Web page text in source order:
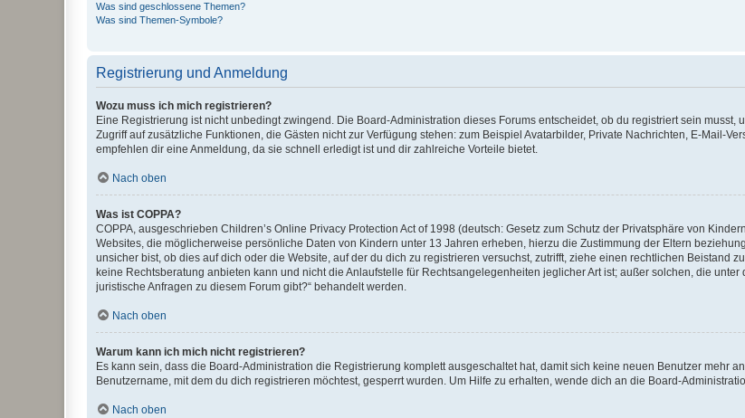
Was sind geschlossene Themen?
Was sind Themen-Symbole?
Registrierung und Anmeldung
Wozu muss ich mich registrieren?
Eine Registrierung ist nicht unbedingt zwingend. Die Board-Administration dieses Forums entscheidet, ob du registriert sein
Zugriff auf zusätzliche Funktionen, die Gästen nicht zur Verfügung stehen: zum Beispiel Avatarbilder, Private Nachrichten, E-Mail-
empfehlen dir eine Anmeldung, da sie schnell erledigt ist und dir zahlreiche Vorteile bietet.
Nach oben
Was ist COPPA?
COPPA, ausgeschrieben Children’s Online Privacy Protection Act of 1998 (deutsch: Gesetz zum Schutz der Privatsphäre von
Websites, die möglicherweise persönliche Daten von Kindern unter 13 Jahren erheben, hierzu die Zustimmung der Eltern
unsicher bist, ob dies auf dich oder die Website, auf der du dich zu registrieren versuchst, zutrifft, ziehe einen rechtlichen Beistand
keine Rechtsberatung anbieten kann und nicht die Anlaufstelle für Rechtsangelegenheiten jeglicher Art ist; außer solchen, die
juristische Anfragen zu diesem Forum gibt?“ behandelt werden.
Nach oben
Warum kann ich mich nicht registrieren?
Es kann sein, dass die Board-Administration die Registrierung komplett ausgeschaltet hat, damit sich keine neuen Benutzer mehr
Benutzername, mit dem du dich registrieren möchtest, gesperrt wurden. Um Hilfe zu erhalten, wende dich an die Board-
Nach oben